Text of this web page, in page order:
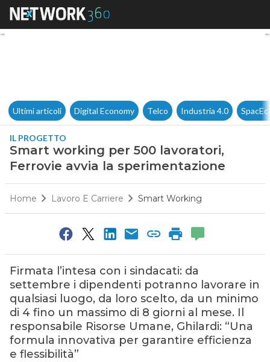
Smart working per 500
Ultimi articoli Digital Economy Telco Industria 4.0
IL PROGETTO
Smart working per 500 lavoratori,
Ferrovie avvia la sperimentazione
Home Lavoro E Carriere Smart Working
Firmata l’intesa con i sindacati: da
settembre i dipendenti potranno lavorare in
qualsiasi luogo, da loro scelto, da un minimo
di 4 fino un massimo di 8 giorni al mese. Il
responsabile Risorse Umane, Ghilardi: “Una
formula innovativa per garantire efficienza
e flessibilità”